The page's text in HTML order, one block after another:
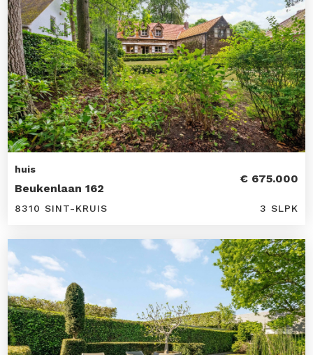
huis
Beukenlaan 162
€ 675.000
8310 SINT-KRUIS 3 SLPK